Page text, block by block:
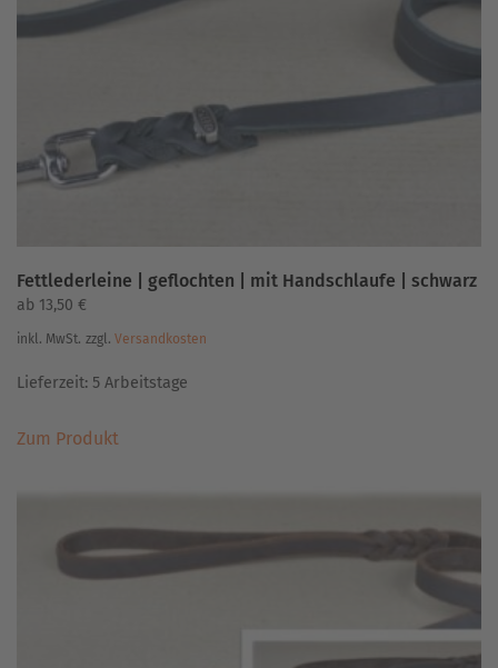
Optionen
Produktseite
werden
Fettlederleine | geflochten | mit Handschlaufe | schwarz
ab 13,50 €
inkl. MwSt. zzgl. Versandkosten
Lieferzeit: 5 Arbeitstage
Zum ProduktProdukt
auf.
Die